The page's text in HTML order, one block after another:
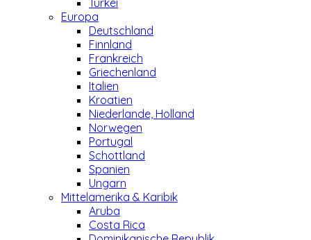
Türkei
Europa
Deutschland
Finnland
Frankreich
Griechenland
Italien
Kroatien
Niederlande, Holland
Norwegen
Portugal
Schottland
Spanien
Ungarn
Mittelamerika & Karibik
Aruba
Costa Rica